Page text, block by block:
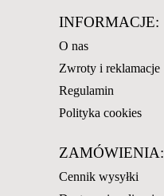
INFORMACJE:
O nas
Zwroty i reklamacje
Regulamin
Polityka cookies
ZAMÓWIENIA:
Cennik wysyłki